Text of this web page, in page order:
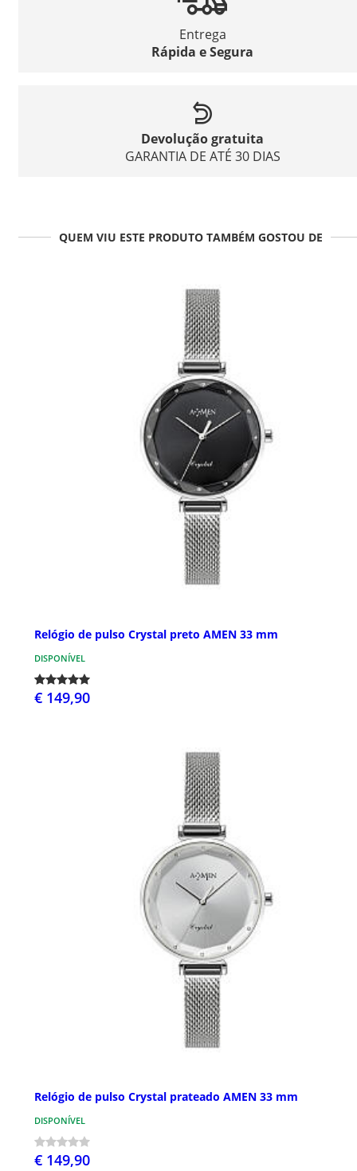
Entrega
Rápida e Segura
Devolução gratuita
GARANTIA DE ATÉ 30 DIAS
QUEM VIU ESTE PRODUTO TAMBÉM GOSTOU DE
Relógio de pulso Crystal preto AMEN 33 mm
DISPONÍVEL
€ 149,90
Relógio de pulso Crystal prateado AMEN 33 mm
DISPONÍVEL
€ 149,90